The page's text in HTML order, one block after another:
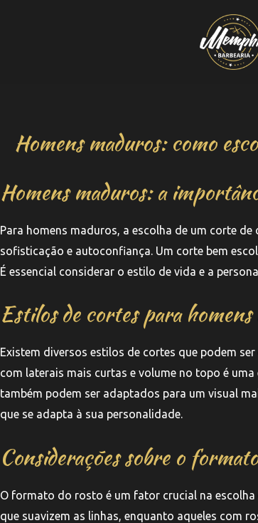
Homens maduros: como
Homens maduros: a
Para homens maduros, a escolha de um corte
sofisticação e autoconfiança. Um corte bem
É essencial considerar o estilo de vida e a
Estilos de cortes para
Existem diversos estilos de cortes que podem
com laterais mais curtas e volume no topo é
também podem ser adaptados para um visual
que se adapta à sua personalidade.
Considerações sobre o
O formato do rosto é um fator crucial na
que suavizem as linhas, enquanto aqueles com